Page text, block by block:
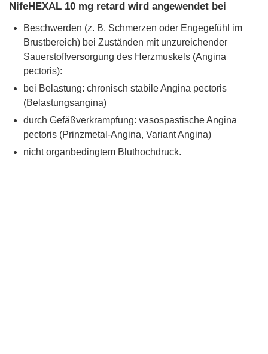
NifeHEXAL 10 mg retard wird angewendet bei
Beschwerden (z. B. Schmerzen oder Engegefühl im
Brustbereich) bei Zuständen mit unzureichender
Sauerstoffversorgung des Herzmuskels (Angina
pectoris):
bei Belastung: chronisch stabile Angina pectoris
(Belastungsangina)
durch Gefäßverkrampfung: vasospastische Angina
pectoris (Prinzmetal-Angina, Variant Angina)
nicht organbedingtem Bluthochdruck.